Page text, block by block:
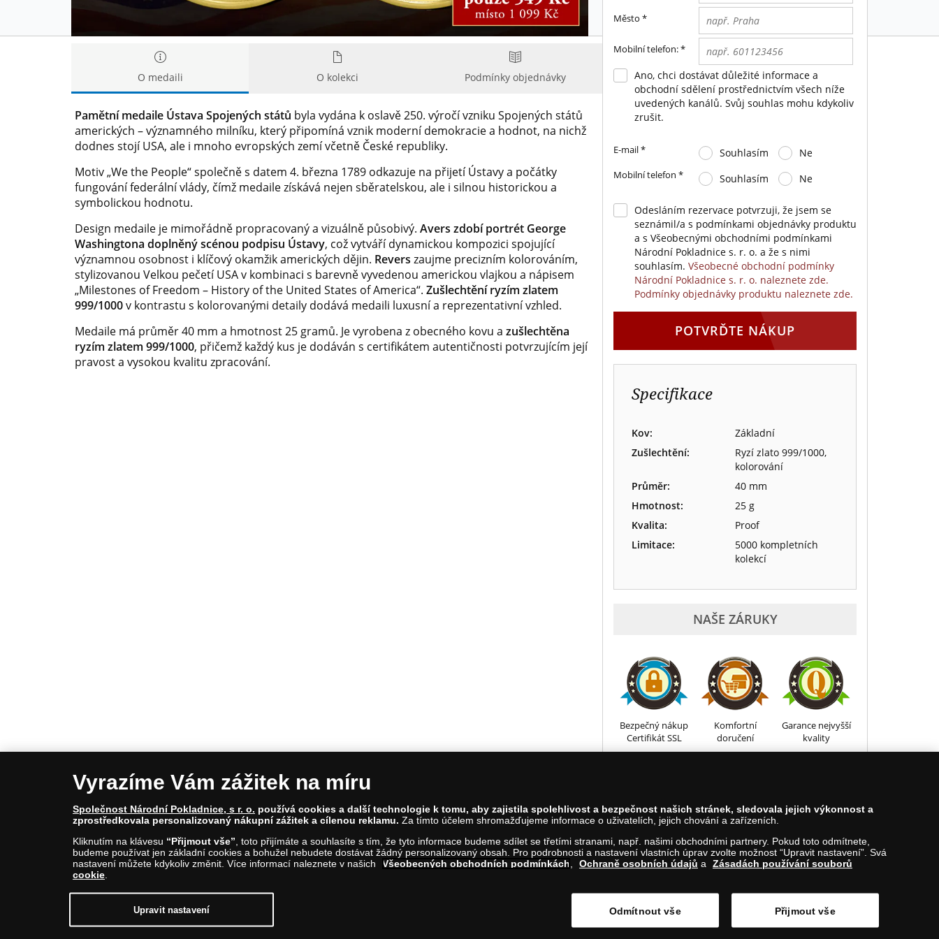
O medaili O kolekci Podmínky objednávky
Pamětní medaile Ústava Spojených států byla vydána k oslavě 250. výročí vzniku Spojených států
amerických – významného milníku, který připomíná vznik moderní demokracie a hodnot, na nichž
dodnes stojí USA, ale i mnoho evropských zemí včetně České republiky.
Motiv „We the People“ společně s datem 4. března 1789 odkazuje na přijetí Ústavy a počátky
fungování federální vlády, čímž medaile získává nejen sběratelskou, ale i silnou historickou a
symbolickou hodnotu.
Design medaile je mimořádně propracovaný a vizuálně působivý. Avers zdobí portrét George
Washingtona doplněný scénou podpisu Ústavy, což vytváří dynamickou kompozici spojující
významnou osobnost i klíčový okamžik amerických dějin. Revers zaujme precizním kolorováním,
stylizovanou Velkou pečetí USA v kombinaci s barevně vyvedenou americkou vlajkou a nápisem
„Milestones of Freedom – History of the United States of America“. Zušlechtění ryzím zlatem
999/1000v kontrastu s kolorovanými detaily dodává medaili luxusní a reprezentativní vzhled.
Medaile má průměr 40 mm a hmotnost 25 gramů. Je vyrobena z obecného kovu a zušlechtěna
ryzím zlatem 999/1000, přičemž každý kus je dodáván s certifikátem autentičnosti potvrzujícím její
pravost a vysokou kvalitu zpracování.
Město *
Mobilní telefon:*
Ano, chci dostávat důležité informace a
obchodní sdělení prostřednictvím všech níže
uvedených kanálů. Svůj souhlas mohu kdykoliv
zrušit.
E-mail* Souhlasím Ne
Mobilní telefon * Souhlasím Ne
Odesláním rezervace potvrzuji, že jsem se
seznámil/a s podmínkami objednávky produktu
a s Všeobecnými obchodními podmínkami
Národní Pokladnice s. r. o. a že s nimi
souhlasím. Všeobecné obchodní podmínky
Národní Pokladnice s. r. o. naleznete zde.
Podmínky objednávky produktu naleznete zde.
POTVRĎTE NÁKUP
Specifikace
Kov:
Základní
Zušlechtění:
Ryzí zlato 999/1000,
kolorování
Průměr:
40 mm
Hmotnost:
25 g
Kvalita:
Proof
Limitace:
5000 kompletních
kolekcí
NAŠE ZÁRUKY
Bezpečný nákup
Certifikát SSL
Komfortní
doručení
Garance nejvyšší
kvality
© Copyright 2026 - Národní Pokladnice, s. r. o.; Karolinská 661/4, 186 00 Praha 8; Tel.: 810 100 500
E-mail: info@narodnipokladnice.cz, www.narodnipokladnice.cz; IČ: 28507622; DIČ: CZ28507622
Společnost zapsána v OR vedeném Městským soudem v Praze, oddíl C, vložka 146644
Upravit nastavení souborů cookie můžetekliknutím na tento odkaz
Vyrazíme Vám zážitek na míru
Společnost Národní Pokladnice, s r. o. používá cookies a další technologie k tomu, aby zajistila spolehlivost a bezpečnost našich stránek, sledovala jejich výkonnost a
zprostředkovala personalizovaný nákupní zážitek a cílenou reklamu. Za tímto účelem shromažďujeme informace o uživatelích, jejich chování a zařízeních.
Kliknutím na klávesu “Přijmout vše” , toto přijímáte a souhlasíte s tím, že tyto informace budeme sdílet se třetími stranami, např. našimi obchodními partnery. Pokud toto odmítnete,
budeme používat jen základní cookies a bohužel nebudete dostávat žádný personalizovaný obsah. Pro podrobnosti a nastavení vlastních úprav zvolte možnost “Upravit nastavení”. Svá
nastavení můžete kdykoliv změnit. Více informací naleznete v našich
Všeobecných obchodních podmínkách Ochraně osobních údajů a
Zásadách používání souborů
cookie
Upravit nastavení Odmítnout vše Přijmout vše